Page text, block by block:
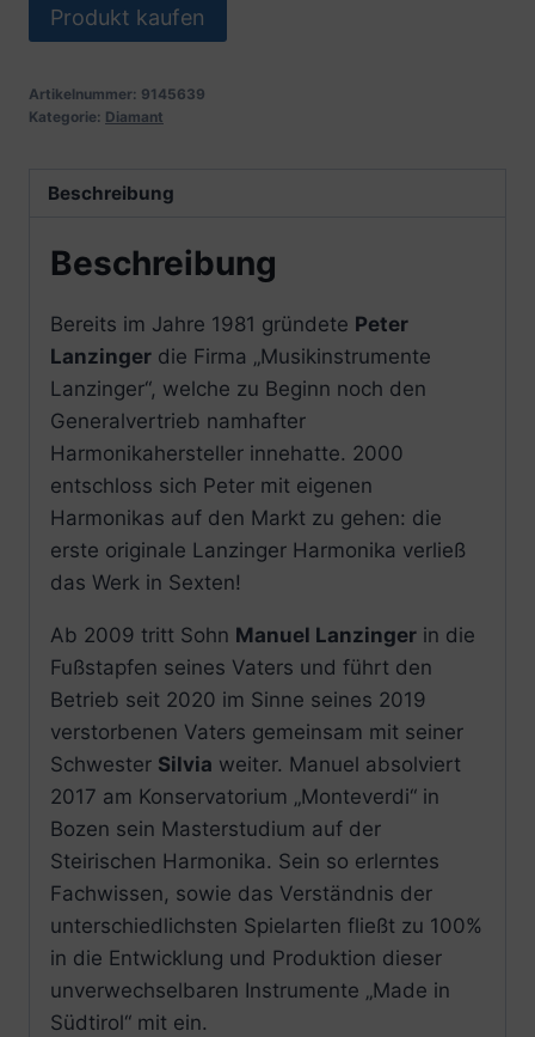
Produkt kaufen
Artikelnummer: 9145639
Kategorie: Diamant
Beschreibung
Beschreibung
Bereits im Jahre 1981 gründete Peter
Lanzinger die Firma „Musikinstrumente
Lanzinger“, welche zu Beginn noch den
Generalvertrieb namhafter
Harmonikahersteller innehatte. 2000
entschloss sich Peter mit eigenen
Harmonikas auf den Markt zu gehen: die
erste originale Lanzinger Harmonika verließ
das Werk in Sexten!
Ab 2009 tritt Sohn Manuel Lanzinger in die
Fußstapfen seines Vaters und führt den
Betrieb seit 2020 im Sinne seines 2019
verstorbenen Vaters gemeinsam mit seiner
Schwester Silvia weiter. Manuel absolviert
2017 am Konservatorium „Monteverdi“ in
Bozen sein Masterstudium auf der
Steirischen Harmonika. Sein so erlerntes
Fachwissen, sowie das Verständnis der
unterschiedlichsten Spielarten fließt zu 100%
in die Entwicklung und Produktion dieser
unverwechselbaren Instrumente „Made in
Südtirol“ mit ein.